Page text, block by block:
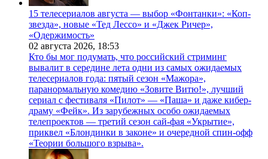
15 телесериалов августа — выбор «Фонтанки»: «Коп-
звезда», новые «Тед Лессо» и «Джек Ричер»,
«Одержимость»
02 августа 2026, 18:53
Кто бы мог подумать, что российский стриминг
вывалит в середине лета одни из самых ожидаемых
телесериалов года: пятый сезон «Мажора»,
паранормальную комедию «Зовите Витю!», лучший
сериал с фестиваля «Пилот» — «Паша» и даже кибер-
драму «Фейк». Из зарубежных особо ожидаемых
телепроектов — третий сезон сай-фая «Укрытие»,
приквел «Блондинки в законе» и очередной спин-офф
«Теории большого взрыва».